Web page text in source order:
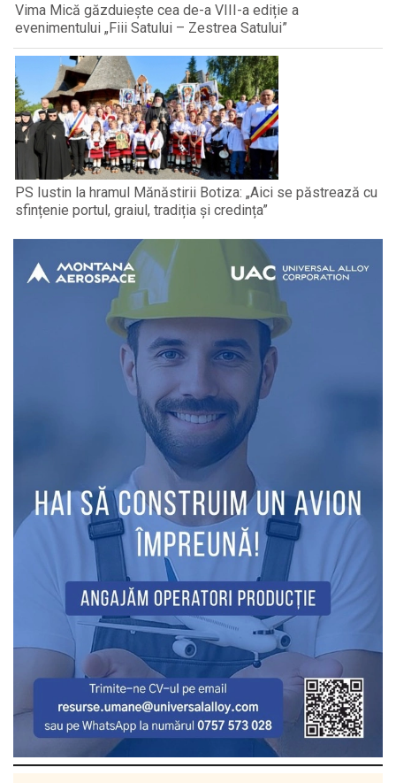
Vima Mică găzduiește cea de-a VIII-a ediție a
evenimentului „Fiii Satului – Zestrea Satului”
PS Iustin la hramul Mănăstirii Botiza: „Aici se păstrează cu
sfințenie portul, graiul, tradiția și credința”